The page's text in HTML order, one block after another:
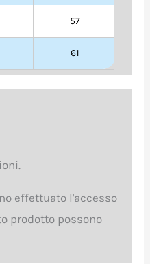
57
61
effettuato l'accesso
prodotto possono